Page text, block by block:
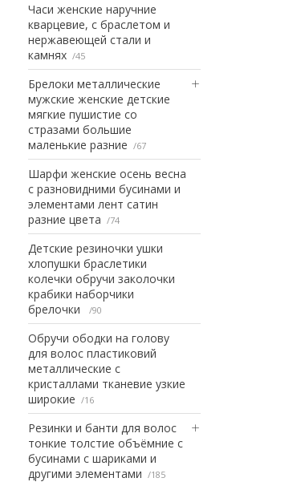
Часи женские наручние
кварцевие, с браслетом и
нержавеющей стали и
камнях
45
Брелоки металлические
мужские женские детские
мягкие пушистие со
стразами большие
маленькие разние
67
Шарфи женские осень весна
с разновидними бусинами и
элементами лент сатин
разние цвета
74
Детские резиночки ушки
хлопушки браслетики
колечки обручи заколочки
крабики наборчики
брелочки
90
Обручи ободки на голову
для волос пластиковий
металлические с
кристаллами тканевие узкие
широкие
16
Резинки и банти для волос
тонкие толстие объёмние с
бусинами с шариками и
другими элементами
185